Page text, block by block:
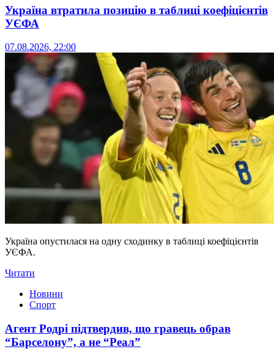
Україна втратила позицію в таблиці коефіцієнтів
УЄФА
07.08.2026, 22:00
Україна опустилася на одну сходинку в таблиці коефіцієнтів
УЄФА.
Читати
Новини
Спорт
Агент Родрі підтвердив, що гравець обрав
“Барселону”, а не “Реал”